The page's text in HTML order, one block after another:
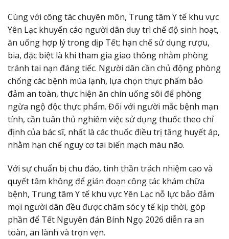
Cùng với công tác chuyên môn, Trung tâm Y tế khu vực
Yên Lạc khuyến cáo người dân duy trì chế độ sinh hoạt,
ăn uống hợp lý trong dịp Tết; hạn chế sử dụng rượu,
bia, đặc biệt là khi tham gia giao thông nhằm phòng
tránh tai nạn đáng tiếc. Người dân cần chủ động phòng
chống các bệnh mùa lạnh, lựa chọn thực phẩm bảo
đảm an toàn, thực hiện ăn chín uống sôi để phòng
ngừa ngộ độc thực phẩm. Đối với người mắc bệnh mạn
tính, cần tuân thủ nghiêm việc sử dụng thuốc theo chỉ
định của bác sĩ, nhất là các thuốc điều trị tăng huyết áp,
nhằm hạn chế nguy cơ tai biến mạch máu não.
Với sự chuẩn bị chu đáo, tinh thần trách nhiệm cao và
quyết tâm không để gián đoạn công tác khám chữa
bệnh, Trung tâm Y tế khu vực Yên Lạc nỗ lực bảo đảm
mọi người dân đều được chăm sóc y tế kịp thời, góp
phần để Tết Nguyên đán Bính Ngọ 2026 diễn ra an
toàn, an lành và trọn vẹn.